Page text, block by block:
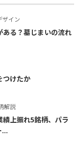
ザイン
ある？墓じまいの流れ
つけたか
解説
績上振れ5銘柄、パラ
...